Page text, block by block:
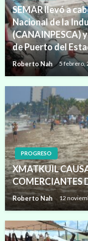
SEMAR llevó a
Nacional de la
(CANAINPESCA)
de Puerto del
Roberto Nah 5 febrero,
PROGRESO
XMATKUIL
COMERCIANTES
Roberto Nah 12